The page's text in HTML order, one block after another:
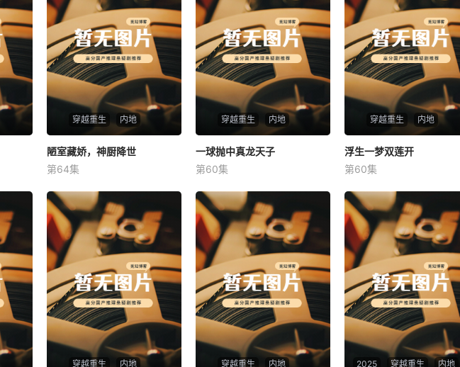
穿越重生 内地
陋室藏娇，神厨降世
未知
陋室藏娇，神厨降世
第64集
穿越重生 内地
一球抛中真龙天子
未知
一球抛中真龙天子
第60集
穿越重生 内地
浮生一梦双莲开
未知
浮生一梦双莲开
第60集
穿越重生 内地 穿越重生 内地 2025 穿越重生 内地